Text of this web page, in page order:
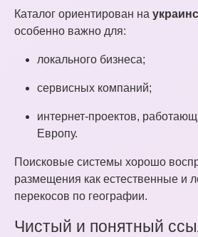
Каталог ориентирован на
особенно важно для:
локального бизнеса;
сервисных компаний;
интернет-проектов,
Европу.
Поисковые системы хорошо
размещения как естественные и
перекосов по географии.
Чистый и понятный